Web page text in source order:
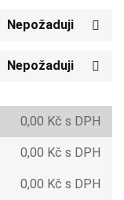
Nepožaduji
Nepožaduji
0,00 Kč s DPH
0,00 Kč s DPH
0,00 Kč s DPH